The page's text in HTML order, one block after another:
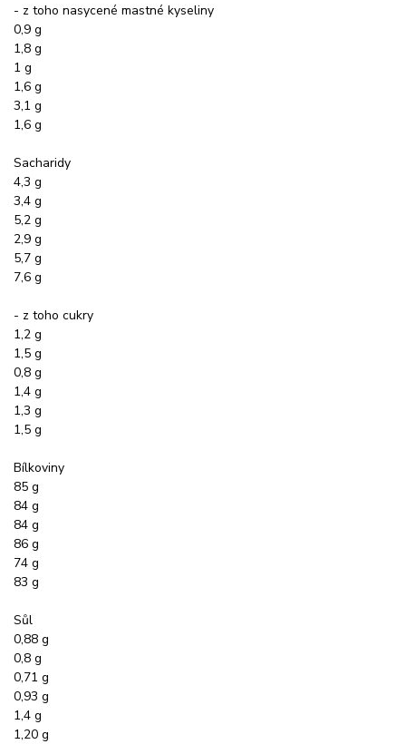
- z toho nasycené mastné kyseliny
0,9 g
1,8 g
1 g
1,6 g
3,1 g
1,6 g
Sacharidy
4,3 g
3,4 g
5,2 g
2,9 g
5,7 g
7,6 g
- z toho cukry
1,2 g
1,5 g
0,8 g
1,4 g
1,3 g
1,5 g
Bílkoviny
85 g
84 g
84 g
86 g
74 g
83 g
Sůl
0,88 g
0,8 g
0,71 g
0,93 g
1,4 g
1,20 g